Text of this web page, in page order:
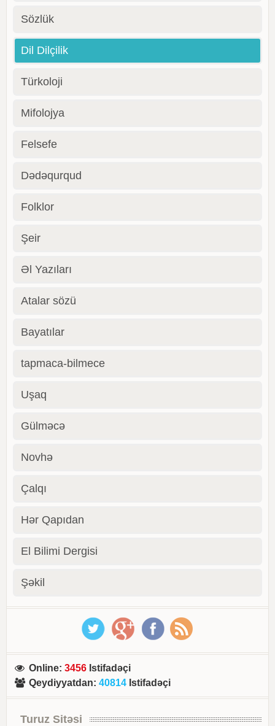
Sözlük
Dil Dilçilik
Türkoloji
Mifolojya
Felsefe
Dədəqurqud
Folklor
Şeir
Əl Yazıları
Atalar sözü
Bayatılar
tapmaca-bilmece
Uşaq
Gülməcə
Novhə
Çalqı
Hər Qapıdan
El Bilimi Dergisi
Şəkil
Online:3456 Istifadəçi
Qeydiyyatdan:40814 Istifadəçi
Turuz Sitəsi